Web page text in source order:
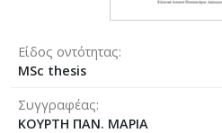
Είδος οντότητας
MSc thesis
Συγγραφέας
ΚΟΥΡΤΗ ΠΑΝ. ΜΑΡΙΑ